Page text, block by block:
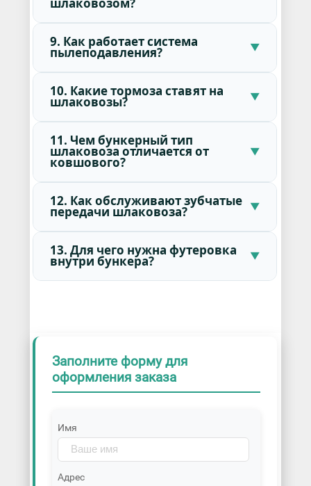
9. Как работает система
пылеподавления?
10. Какие тормоза ставят на
шлаковозы?
11. Чем бункерный тип
шлаковоза отличается от
ковшового?
12. Как обслуживают зубчатые
передачи шлаковоза?
13. Для чего нужна футеровка
внутри бункера?
Заполните форму для
оформления заказа
Имя
Адрес